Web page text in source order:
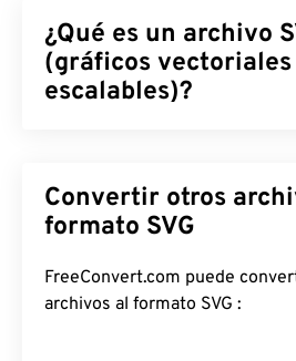
¿Qué es un archivo
(gráficos vectoriales
escalables)?
independiente de la resolución.
Lenguaje de Marcado
La principal ventaja de usar un
como su nombre indica, su
Convertir otros
formato SVG
FreeConvert.com puede
archivos al formato SVG :